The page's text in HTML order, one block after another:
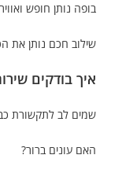
בופה נותן חופש
שילוב חכם נותן את
איך בודקים
שמים לב לתקשורת
האם עונים ברור?